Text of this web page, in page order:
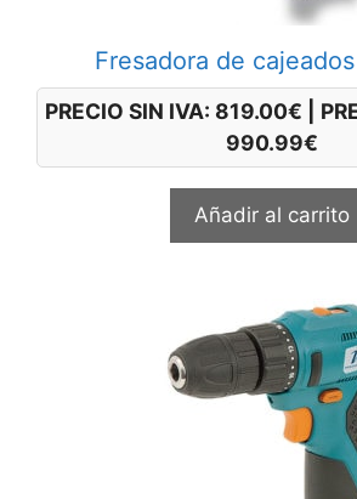
Fresadora de cajeados
PRECIO SIN IVA: 819.00€
990.99€
Añadir al carrito